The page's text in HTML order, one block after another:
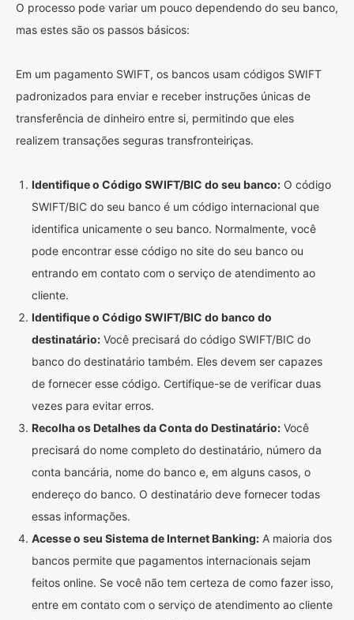
O processo pode variar um pouco dependendo do seu banco,
mas estes são os passos básicos:
Em um pagamento SWIFT, os bancos usam códigos SWIFT
padronizados para enviar e receber instruções únicas de
transferência de dinheiro entre si, permitindo que eles
realizem transações seguras transfronteiriças.
Identifique o Código SWIFT/BIC do seu banco: O código
SWIFT/BIC do seu banco é um código internacional que
identifica unicamente o seu banco. Normalmente, você
pode encontrar esse código no site do seu banco ou
entrando em contato com o serviço de atendimento ao
cliente.
Identifique o Código SWIFT/BIC do banco do
destinatário: Você precisará do código SWIFT/BIC do
banco do destinatário também. Eles devem ser capazes
de fornecer esse código. Certifique-se de verificar duas
vezes para evitar erros.
Recolha os Detalhes da Conta do Destinatário: Você
precisará do nome completo do destinatário, número da
conta bancária, nome do banco e, em alguns casos, o
endereço do banco. O destinatário deve fornecer todas
essas informações.
Acesse o seu Sistema de Internet Banking: A maioria dos
bancos permite que pagamentos internacionais sejam
feitos online. Se você não tem certeza de como fazer isso,
entre em contato com o serviço de atendimento ao cliente